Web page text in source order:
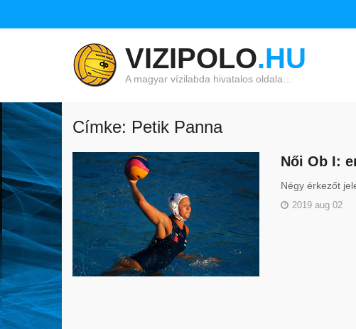
VIZIPOLO.HU
A magyar vízilabda hivatalos oldala…
Címke: Petik Panna
Női Ob I:
Négy érkezőt
2019 aug 02